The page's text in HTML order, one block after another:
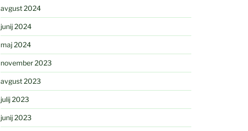
avgust 2024
junij 2024
maj 2024
november 2023
avgust 2023
julij 2023
junij 2023